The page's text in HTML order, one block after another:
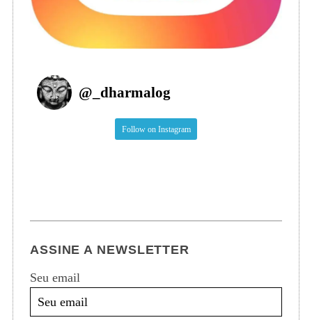
@ _dharmalog
Follow on Instagram
ASSINE A NEWSLETTER
Seu email